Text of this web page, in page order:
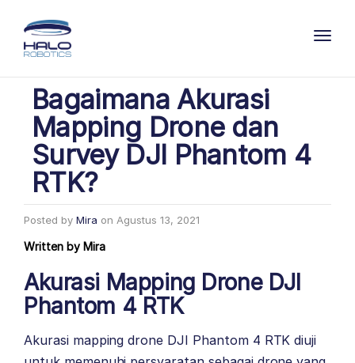
Bagaimana Akurasi
Mapping Drone dan
Survey DJI Phantom 4
RTK?
Posted by Mira on Agustus 13, 2021
Written by Mira
Akurasi Mapping Drone DJI
Phantom 4 RTK
Akurasi mapping drone DJI Phantom 4 RTK diuji